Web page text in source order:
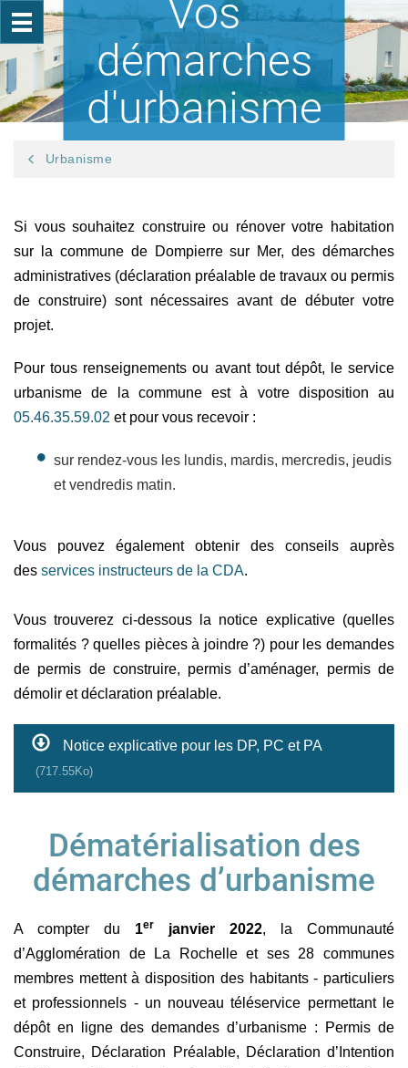
Vos
démarches
d'urbanisme
Urbanisme
Si vous souhaitez construire ou rénover votre habitation
sur la commune de Dompierre sur Mer, des démarches
administratives (déclaration préalable de travaux ou permis
de construire) sont nécessaires avant de débuter votre
projet.
Pour tous renseignements ou avant tout dépôt, le service
urbanisme de la commune est à votre disposition au
05.46.35.59.02 et pour vous recevoir :
sur rendez-vous les lundis, mardis, mercredis, jeudis
et vendredis matin.
Vous pouvez également obtenir des conseils auprès
des services instructeurs de la CDA.
Vous trouverez ci-dessous la notice explicative (quelles
formalités ? quelles pièces à joindre ?) pour les demandes
de permis de construire, permis d’aménager, permis de
démolir et déclaration préalable.
Notice explicative pour les DP, PC et PA
(717.55Ko)
Dématérialisation des
démarches d’urbanisme
A compter du 1er janvier 2022, la Communauté
d’Agglomération de La Rochelle et ses 28 communes
membres mettent à disposition des habitants - particuliers
et professionnels - un nouveau téléservice permettant le
dépôt en ligne des demandes d’urbanisme : Permis de
Construire, Déclaration Préalable, Déclaration d’Intention